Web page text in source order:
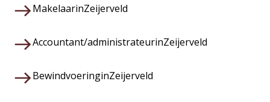
MakelaarinZeijerveld
Accountant/administrateurinZeijerveld
BewindvoeringinZeijerveld